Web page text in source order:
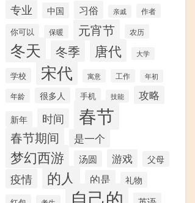
专业 中国 习俗 亲戚 作者
你可以 保暖 元宵节 农历
冬天 冬季 唐代 大学
学校 宋代 寓意 工作 年初
年龄 很多人 手机 技能 攻略
新年 时间 春节
春节期间 是一个
梦幻西游 汤圆 游戏 父母
疫情 的人 的是 礼物
自己的